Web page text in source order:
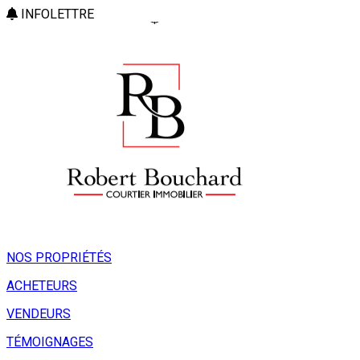
INFOLETTRE
NOS PROPRIÉTÉS
ACHETEURS
VENDEURS
TÉMOIGNAGES